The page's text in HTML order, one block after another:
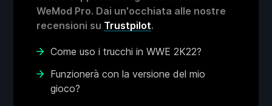
WeMod Pro. Dai un'occhiata alle nostre
recensioni su Trustpilot.
Come uso i trucchi in WWE 2K22?
Funzionerà con la versione del mio
gioco?